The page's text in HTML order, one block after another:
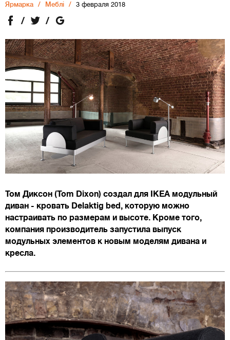
Ярмарка Меблі 3 февраля 2018
Том Диксон (Tom Dixon) создал для IKEA модульный
диван - кровать Delaktig bed, которую можно
настраивать по размерам и высоте. Кроме того,
компания производитель запустила выпуск
модульных элементов к новым моделям дивана и
кресла.